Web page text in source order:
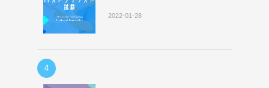
2022-01-28
4